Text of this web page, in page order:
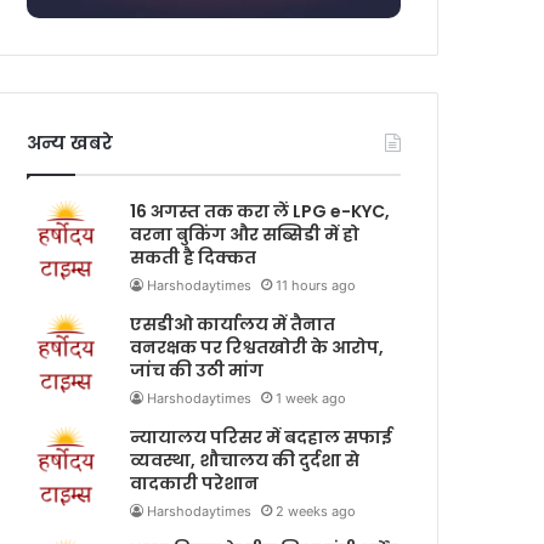
अन्य खबरे
16 अगस्त तक करा लें LPG e-KYC,
वरना बुकिंग और सब्सिडी में हो
सकती है दिक्कत
Harshodaytimes 11 hours ago
एसडीओ कार्यालय में तैनात
वनरक्षक पर रिश्वतखोरी के आरोप,
जांच की उठी मांग
Harshodaytimes 1 week ago
न्यायालय परिसर में बदहाल सफाई
व्यवस्था, शौचालय की दुर्दशा से
वादकारी परेशान
Harshodaytimes 2 weeks ago